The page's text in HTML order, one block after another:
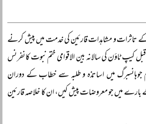
کے تاثرات و مشاہدات قارئین کی خدمت میں پیش کرنے
کیپ ٹاؤن کی سالانہ بین الاقوامی ختم نبوت کانفرنس
جوہانسبرگ میں اساتذہ و طلبہ سے خطاب کے دوران
بارے میں جو معروضات پیش کیں، ان کا خلاصہ قارئین